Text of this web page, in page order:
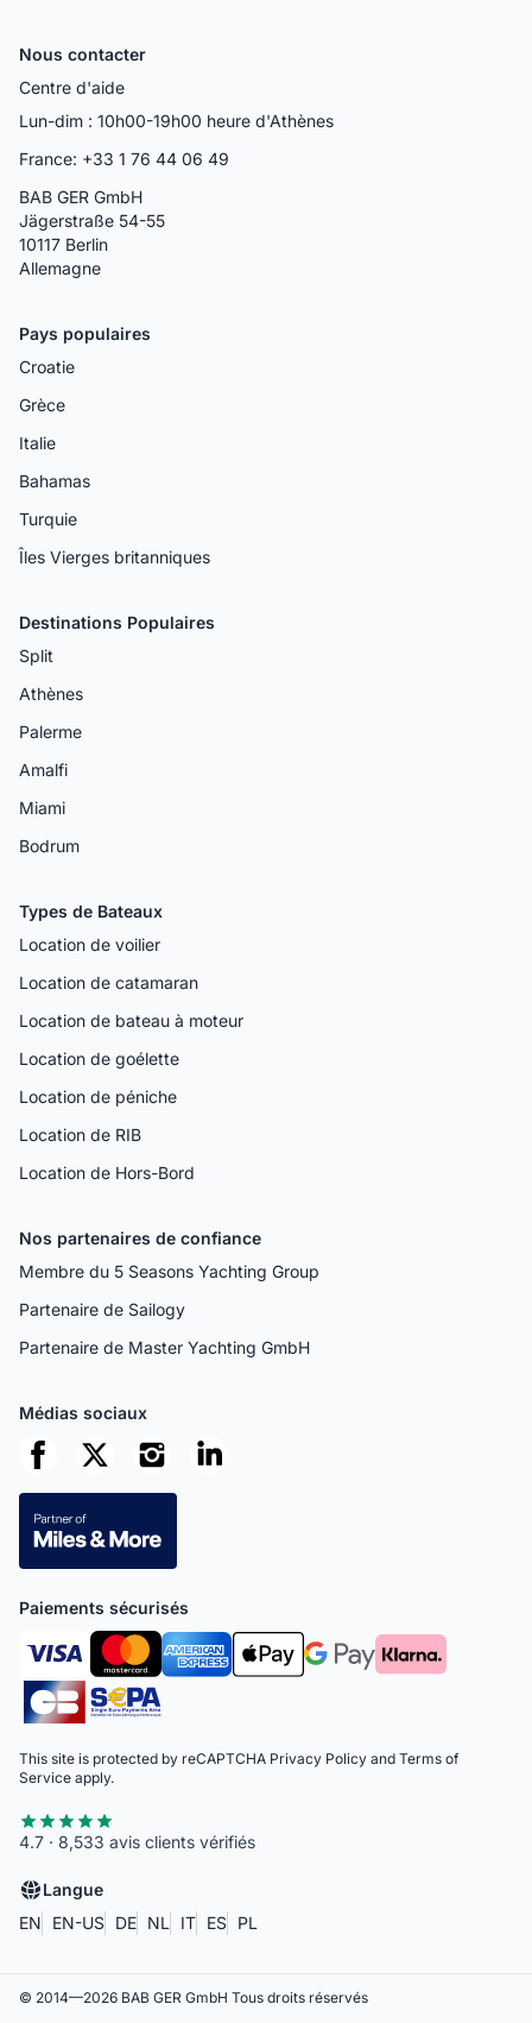
Nous contacter
Centre d'aide
Lun-dim : 10h00-19h00 heure d'Athènes
France: +33 1 76 44 06 49
BAB GER GmbH
Jägerstraße 54-55
10117 Berlin
Allemagne
Pays populaires
Croatie
Grèce
Italie
Bahamas
Turquie
Îles Vierges britanniques
Destinations Populaires
Split
Athènes
Palerme
Amalfi
Miami
Bodrum
Types de Bateaux
Location de voilier
Location de catamaran
Location de bateau à moteur
Location de goélette
Location de péniche
Location de RIB
Location de Hors-Bord
Nos partenaires de confiance
Membre du 5 Seasons Yachting Group
Partenaire de Sailogy
Partenaire de Master Yachting GmbH
Médias sociaux
Paiements sécurisés
This site is protected by reCAPTCHA Privacy Policy and Terms of
Service apply.
4.7 · 8,533 avis clients vérifiés
Langue
EN
EN-US DE NL IT ES PL
© 2014—2026 BAB GER GmbH Tous droits réservés